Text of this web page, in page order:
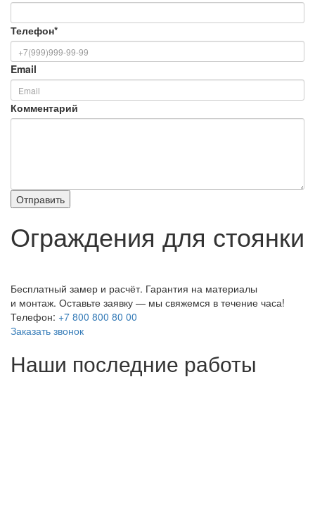
Телефон*
Email
Комментарий
Ограждения для стоянки
Бесплатный замер и расчёт. Гарантия на материалы
и монтаж. Оставьте заявку — мы свяжемся в течение часа!
Телефон: +7 800 800 80 00
Заказать звонок
Наши последние работы